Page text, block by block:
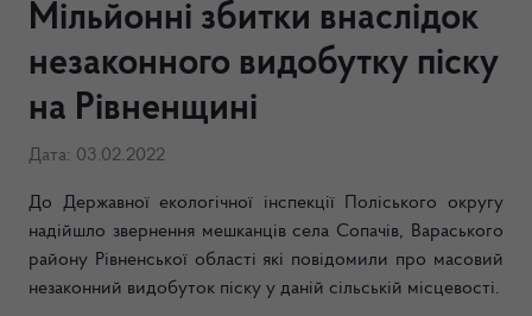
Мільйонні збитки внаслідок
незаконного видобутку піску
на Рівненщині
Дата: 03.02.2022
До Державної екологічної інспекції Поліського округу
надійшло звернення мешканців села Сопачів, Вараського
району Рівненської області які повідомили про масовий
незаконний видобуток піску у даній сільській місцевості.